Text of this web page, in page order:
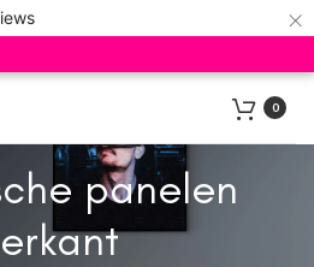
×
0
panelen